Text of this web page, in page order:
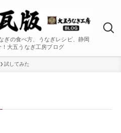
ぎの食べ方、うなぎレシピ、静岡
大五うなぎ工房ブログ
試してみた